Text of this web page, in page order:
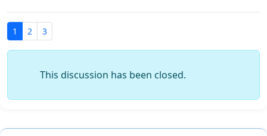
1 2 3
This discussion has been closed.